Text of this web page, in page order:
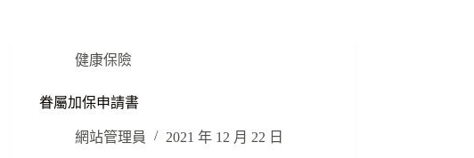
健康保險
眷屬加保申請書
網站管理員 2021 年 12 月 22 日